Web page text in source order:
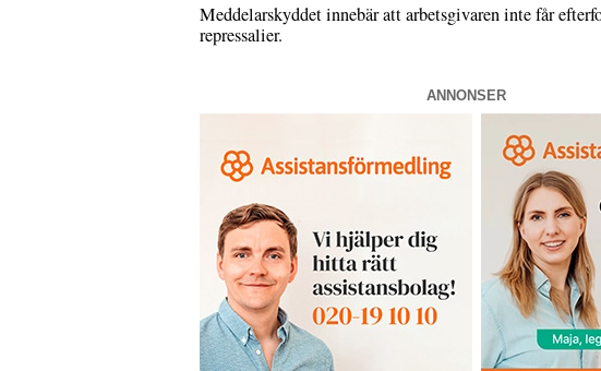
Meddelarskyddet innebär att arbetsgivaren inte får
repressalier.
ANNONSER